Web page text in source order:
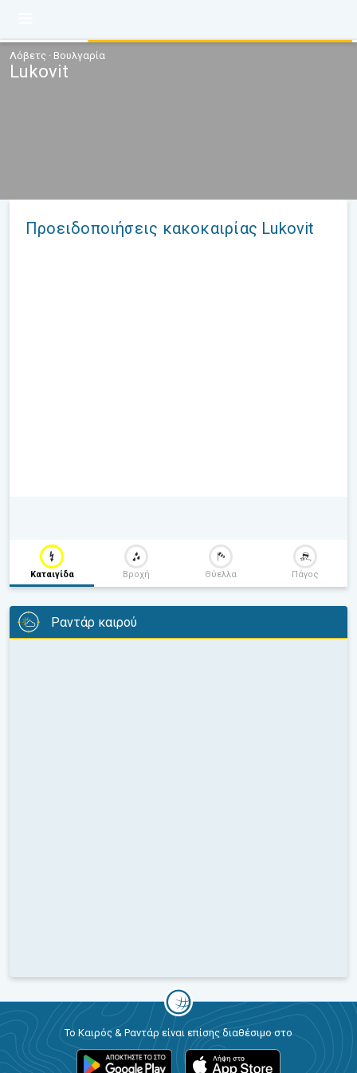
Λόβετς · Βουλγαρία
Lukovit
Προειδοποιήσεις κακοκαιρίας Lukovit
Καταιγίδα Βροχή Θύελλα Πάγος
Ραντάρ καιρού
Το Καιρός & Ραντάρ είναι επίσης διαθέσιμο στο